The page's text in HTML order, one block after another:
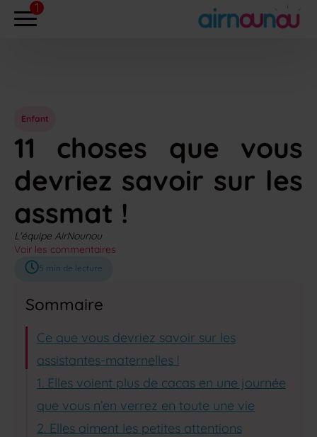
Enfant
11 choses que vous
devriez savoir sur les
assmat !
L'équipe AirNounou
Voir les commentaires
5 min de lecture
Sommaire
Ce que vous devriez savoir sur les
assistantes-maternelles !
1. Elles voient plus de cacas en une journée
que vous n’en verrez en toute une vie
2. Elles aiment les petites attentions